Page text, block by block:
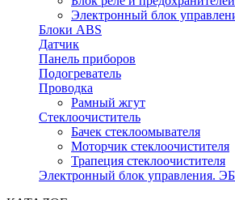
Электронный блок
Блоки ABS
Датчик
Панель приборов
Подогреватель
Проводка
Рамный жгут
Стеклоочиститель
Бачек стеклоомывателя
Моторчик стеклоочистителя
Трапеция стеклоочистителя
Электронный блок управления.